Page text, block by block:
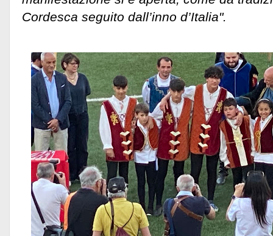
Cordesca seguito dall’inno d’Italia".